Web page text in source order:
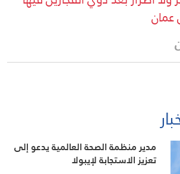
عمان
مدير منظمة الصحة العالمية يدعو إلى
تعزيز الاستجابة لإيبولا